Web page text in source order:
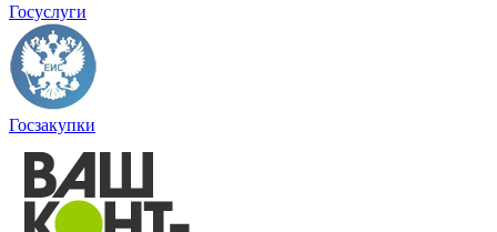
Госуслуги
Госзакупки